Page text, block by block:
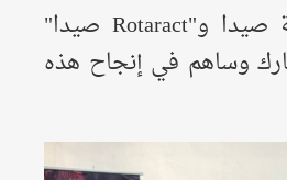
وقد تقدمت بلدية صيدا و"Rotaract صيدا"
وساهم في إنجاح هذه